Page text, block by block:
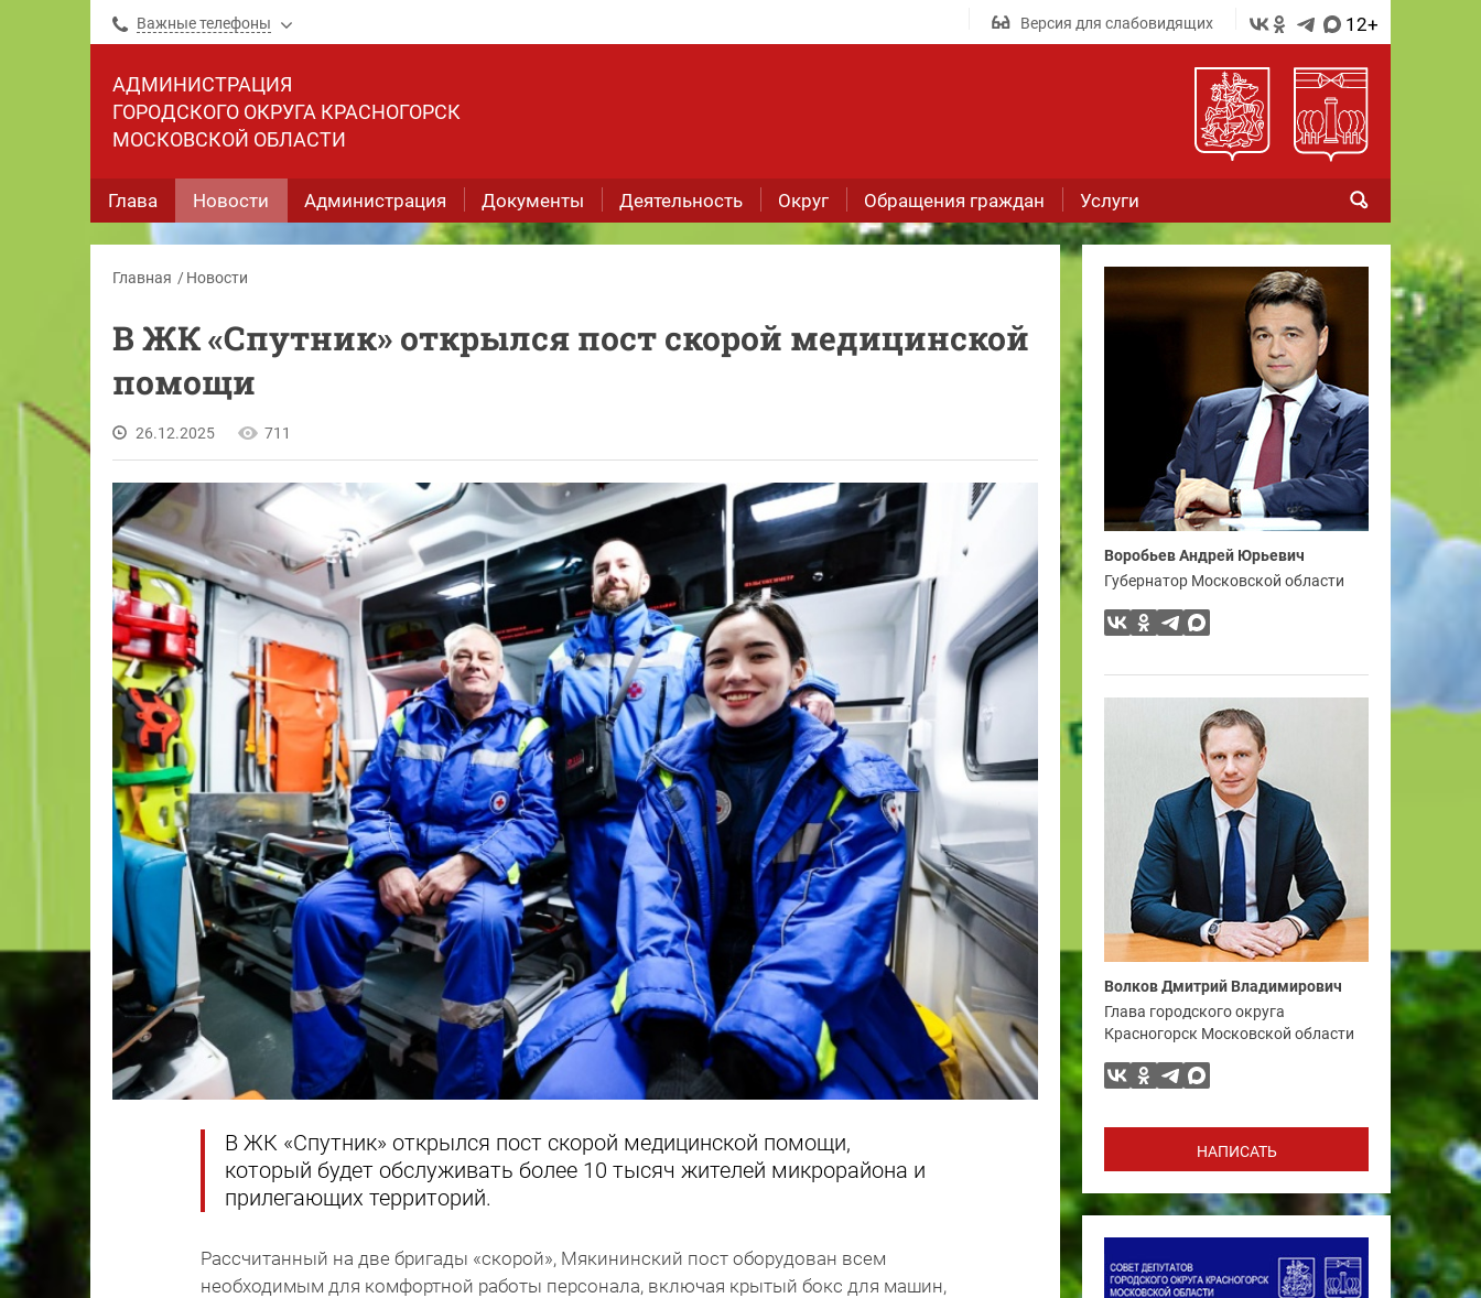
Важные телефоны Версия для слабовидящих 12+
АДМИНИСТРАЦИЯ
ГОРОДСКОГО ОКРУГА КРАСНОГОРСК
МОСКОВСКОЙ ОБЛАСТИ
Глава Новости Администрация Документы Деятельность Округ Обращения граждан Услуги
Главная Новости
В ЖК «Спутник» открылся пост скорой медицинской
помощи
26.12.2025 711
В ЖК «Спутник» открылся пост скорой медицинской помощи,
который будет обслуживать более 10 тысяч жителей микрорайона и
прилегающих территорий.
Рассчитанный на две бригады «скорой», Мякининский пост оборудован всем
необходимым для комфортной работы персонала, включая крытый бокс для машин,
Воробьев Андрей Юрьевич
Губернатор Московской области
Волков Дмитрий Владимирович
Глава городского округа
Красногорск Московской области
НАПИСАТЬ